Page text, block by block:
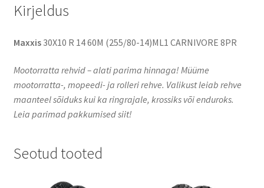
Kirjeldus
Maxxis30X10 R 14 60M (255/80-14)ML1 CARNIVORE 8PR
Mootorratta rehvid – alati parima hinnaga! Müüme
mootorratta-, mopeedi- ja rolleri rehve. Valikust leiab rehve
maanteel sõiduks kui ka ringrajale, krossiks või enduroks.
Leia parimad pakkumised siit!
Seotud tooted